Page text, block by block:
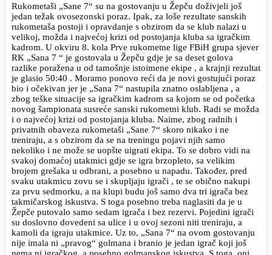
Rukometaši „Sane 7“ su na gostovanju u Žepču doživjeli još
jedan težak ovosezonski poraz. Ipak, za loše rezultate sanskih
rukometaša postoji i opravdanje s obzirom da se klub nalazi u
velikoj, možda i najvećoj krizi od postojanja kluba sa igračkim
kadrom. U okviru 8. kola Prve rukometne lige FBiH grupa sjever
RK „Sana 7 “ je gostovala u Žepču gdje je sa deset golova
razlike poražena u od tamošnje istoimene ekipe , a krajnji rezultat
je glasio 50:40 . Moramo ponovo reći da je novi gostujući poraz
bio i očekivan jer je „Sana 7“ nastupila znatno oslabljena , a
zbog teške situacije sa igračkim kadrom sa kojom se od početka
novog šampionata susreće sanski rukometni klub. Radi se možda
i o najvećoj krizi od postojanja kluba. Naime, zbog radnih i
privatnih obaveza rukometaši „Sane 7“ skoro nikako i ne
treniraju, a s obzirom da se na treningu pojavi njih samo
nekoliko i ne može se uopšte uigrati ekipa. To se dobro vidi na
svakoj domaćoj utakmici gdje se igra brzopleto, sa velikim
brojem grešaka u odbrani, a posebno u napadu. Također, pred
svaku utakmicu zovu se i skupljaju igrači , te se obično nakupi
za prvu sedmorku, a na klupi budu još samo dva tri igrača bez
takmičarskog iskustva. S toga posebno treba naglasiti da je u
Žepče putovalo samo sedam igrača i bez rezervi. Pojedini igrači
su doslovno dovedeni sa ulice i u ovoj sezoni niti treniraju, a
kamoli da igraju utakmice. Uz to, „Sana 7“ na ovom gostovanju
nije imala ni „pravog“ golmana i branio je jedan igrač koji još
nema ni igračkog, a posebno golmanskog iskustva. S toga, oni